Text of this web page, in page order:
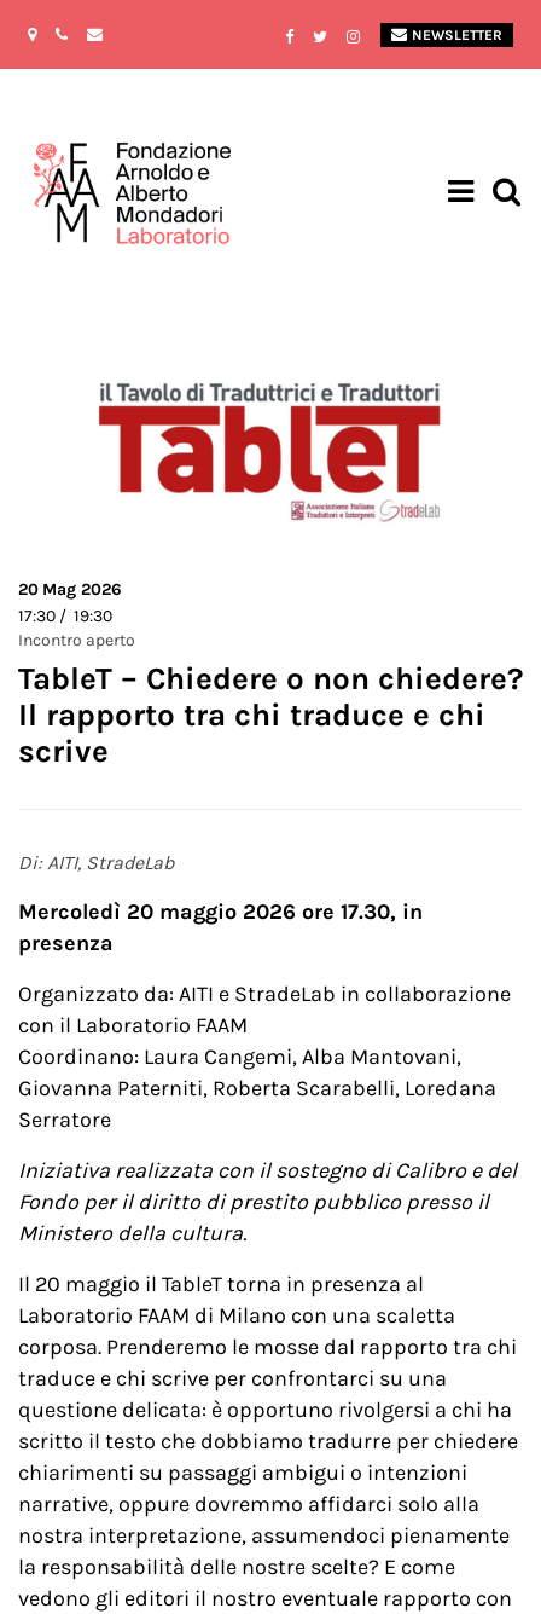
NEWSLETTER
20 Mag 2026
17:30 / 19:30
Incontro aperto
TableT – Chiedere o non chiedere?
Il rapporto tra chi traduce e chi
scrive
Di: AITI, StradeLab
Mercoledì 20 maggio 2026 ore 17.30, in
presenza
Organizzato da: AITI e StradeLab in collaborazione
con il Laboratorio FAAM
Coordinano: Laura Cangemi, Alba Mantovani,
Giovanna Paterniti, Roberta Scarabelli, Loredana
Serratore
Iniziativa realizzata con il sostegno di Calibro e del
Fondo per il diritto di prestito pubblico presso il
Ministero della cultura.
Il 20 maggio il TableT torna in presenza al
Laboratorio FAAM di Milano con una scaletta
corposa. Prenderemo le mosse dal rapporto tra chi
traduce e chi scrive per confrontarci su una
questione delicata: è opportuno rivolgersi a chi ha
scritto il testo che dobbiamo tradurre per chiedere
chiarimenti su passaggi ambigui o intenzioni
narrative, oppure dovremmo affidarci solo alla
nostra interpretazione, assumendoci pienamente
la responsabilità delle nostre scelte? E come
vedono gli editori il nostro eventuale rapporto con